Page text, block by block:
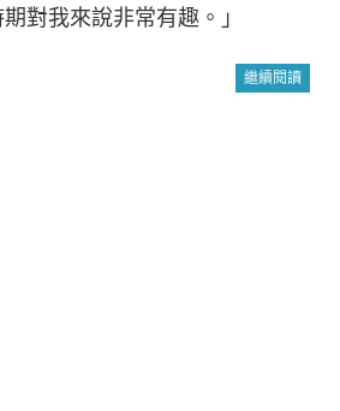
對我來說非常有趣。」
繼續閱讀